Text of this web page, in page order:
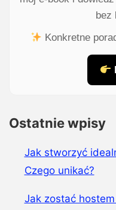
bez
Konkretne
Ostatnie wpisy
Jak stworzyć
Czego unikać?
Jak zostać